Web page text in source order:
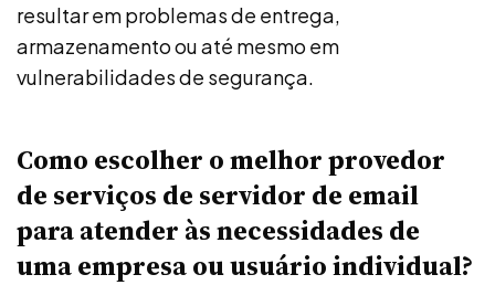
resultar em problemas de entrega,
armazenamento ou até mesmo em
vulnerabilidades de segurança.
Como escolher o melhor provedor
de serviços de servidor de email
para atender às necessidades de
uma empresa ou usuário individual?